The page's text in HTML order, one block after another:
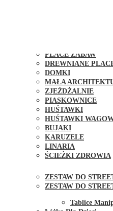
PLACE ZABAW
DREWNIANE
DOMKI
MAŁA
ZJEŻDŻALNIE
PIASKOWNICE
HUŚTAWKI
HUŚTAWKI
BUJAKI
KARUZELE
LINARIA
ŚCIEŻKI ZDROWIA
ZESTAW DO
ZESTAW DO
Tablice